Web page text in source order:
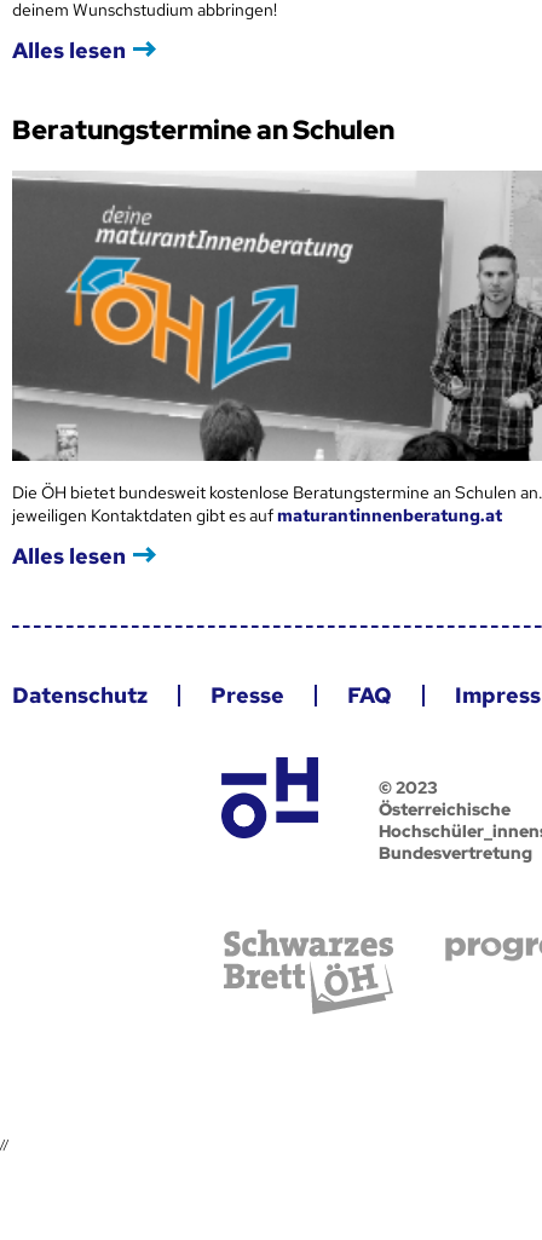
deinem Wunschstudium abbringen!
Alles lesen
Beratungstermine an Schulen
Die ÖH bietet bundesweit kostenlose Beratungstermine an Schulen
jeweiligen Kontaktdaten gibt es aufmaturantinnenberatung.at
Alles lesen
Datenschutz Presse FAQ
© 2023
Österreichische
Bundesvertretung
//